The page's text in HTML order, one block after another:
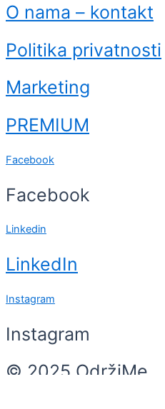
O nama – kontakt
Politika privatnosti
Marketing
PREMIUM
Facebook
Facebook
Linkedin
LinkedIn
Instagram
Instagram
© 2025 OdržiMe